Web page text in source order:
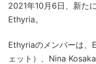
2021年10月6日、新た
Ethyria。
Ethyriaのメンバーは、
ェット）、Nina